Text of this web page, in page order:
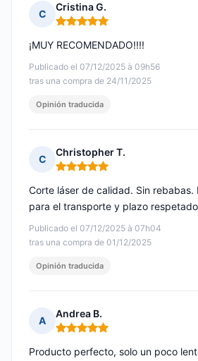
C
Cristina G.
Nota: 5 de 5
Publicado el 07/12/2025 à 09h56
tras una compra de 24/11/2025
¡MUY RECOMENDADO!!!!
Opinión traducida
C
Christopher T.
Nota: 5 de 5
Publicado el 07/12/2025 à 07h04
tras una compra de 01/12/2025
Corte láser de calidad. Sin
para el transporte y plazo
Opinión traducida
A
Andrea B.
Nota: 5 de 5
Producto perfecto, solo un poco